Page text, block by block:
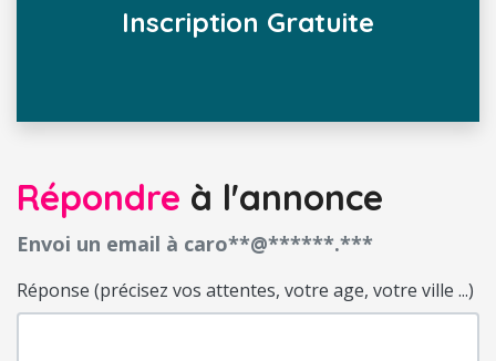
Inscription Gratuite
Répondre à l'annonce
Envoi un email à caro**@******.***
Réponse (précisez vos attentes, votre age, votre ville ...)